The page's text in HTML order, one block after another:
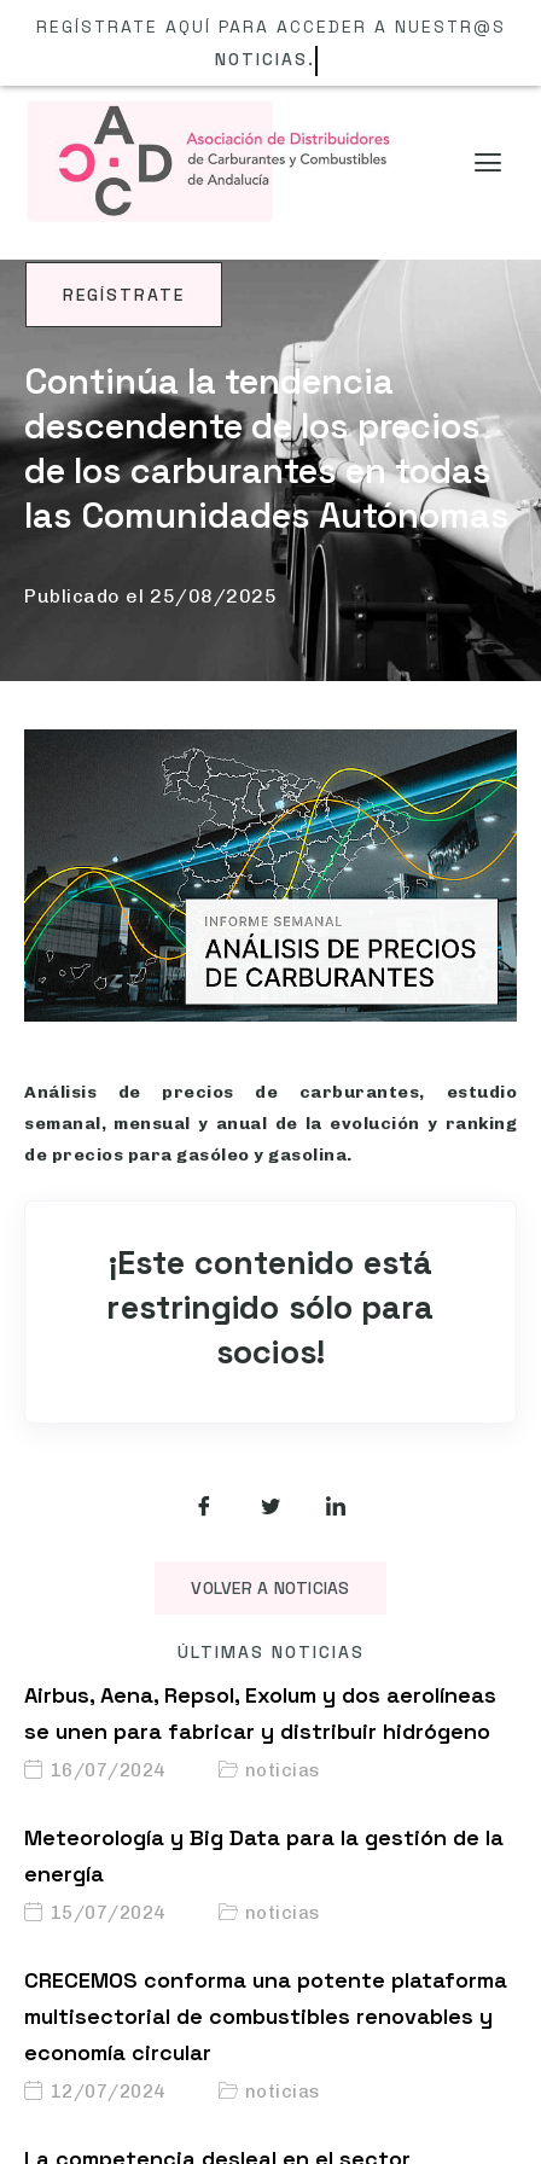
REGÍSTRATE AQUÍ PARA ACCEDER A NUESTR@S
NOTICIAS.
REGÍSTRATE
NOTICIAS
Continúa la tendencia
descendente de los precios
de los carburantes en todas
las Comunidades Autónomas
Publicado el 25/08/2025
Análisis de precios de carburantes, estudio
semanal, mensual y anual de la evolución y ranking
de precios para gasóleo y gasolina.
¡Este contenido está
restringido sólo para
socios!
VOLVER A NOTICIAS
ÚLTIMAS NOTICIAS
Airbus, Aena, Repsol, Exolum y dos aerolíneas
se unen para fabricar y distribuir hidrógeno
16/07/2024 noticias
Meteorología y Big Data para la gestión de la
energía
15/07/2024 noticias
CRECEMOS conforma una potente plataforma
multisectorial de combustibles renovables y
economía circular
12/07/2024 noticias